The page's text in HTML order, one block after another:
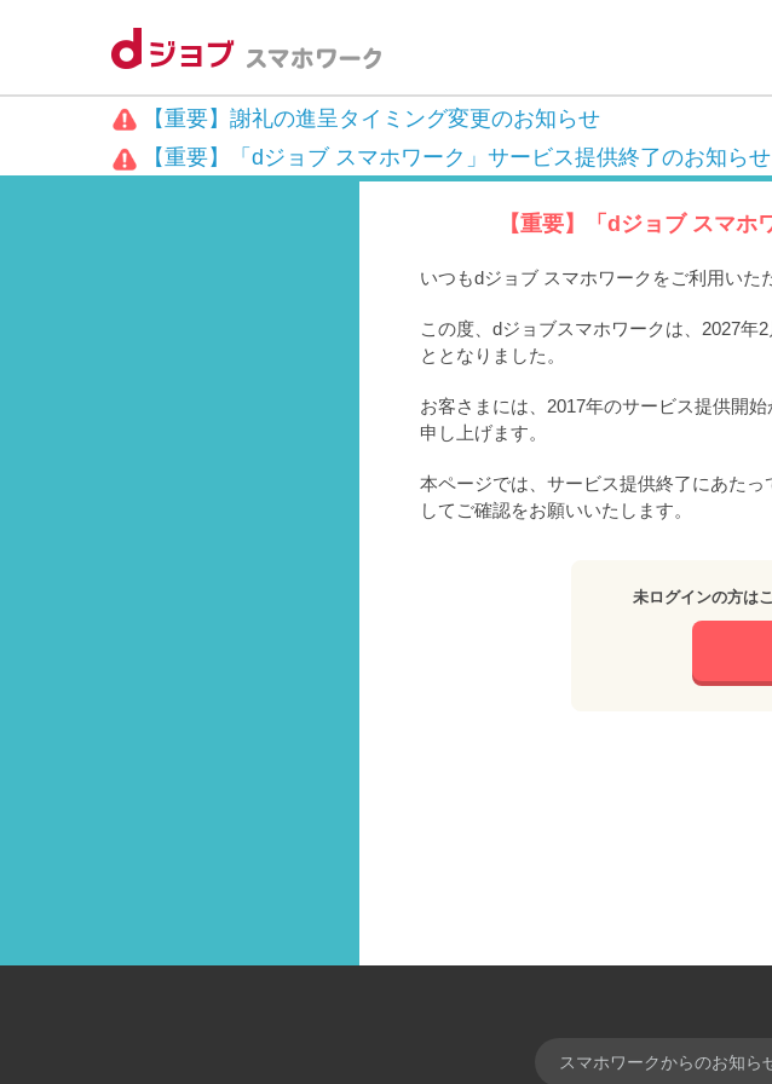
【重要】謝礼の進呈タイミング変更のお知らせ
【重要】「dジョブ スマホワーク」サービス提供終了のお知らせ
【重要】「dジョブ スマ
いつもdジョブ スマホワークをご利用いた
この度、dジョブスマホワークは、2027年
ととなりました。
お客さまには、2017年のサービス提供開
申し上げます。
本ページでは、サービス提供終了にあた
してご確認をお願いいたします。
未ログインの方は
スマホワークからのお知ら